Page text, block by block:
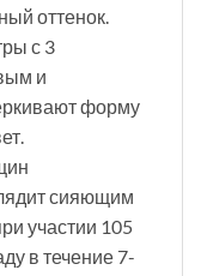
оттенок.
с 3
и
форму
сияющим
участии 105
в течение 7-